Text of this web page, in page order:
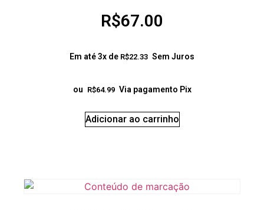
R$67.00
Em até 3x de R$22.33 Sem Juros
ou R$64.99 Via pagamento Pix
Adicionar ao carrinho